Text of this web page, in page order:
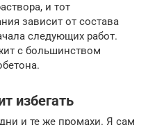
и тот
зависит от состава
следующих работ.
с большинством
избегать
и те же промахи. Я сам